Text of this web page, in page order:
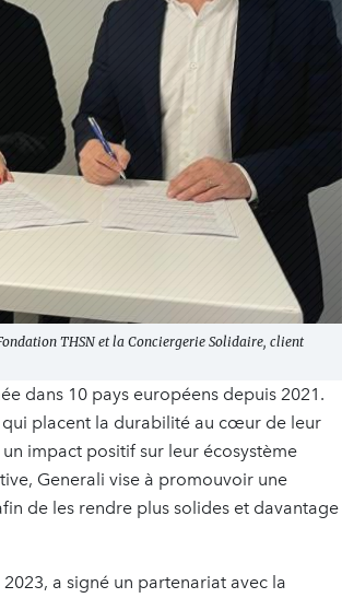
THSN et la Conciergerie Solidaire, client
dans 10 pays européens depuis 2021.
qui placent la durabilité au cœur de leur
impact positif sur leur écosystème
Generali vise à promouvoir une
de les rendre plus solides et davantage
a signé un partenariat avec la